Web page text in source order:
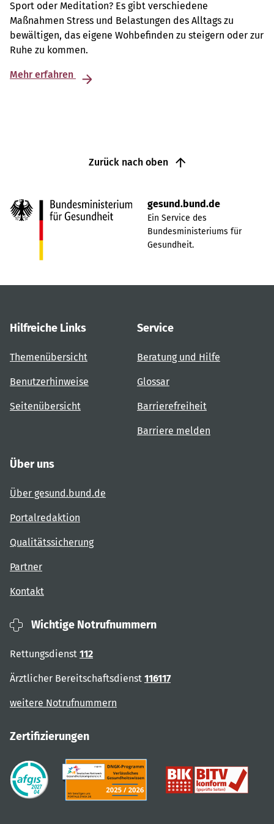
Sport oder Meditation? Es gibt verschiedene
Maßnahmen Stress und Belastungen des Alltags zu
bewältigen, das eigene Wohbefinden zu steigern oder zur
Ruhe zu kommen.
Mehr erfahren
Zurück nach oben
gesund.bund.de
Ein Service des
Bundesministeriums für
Gesundheit.
Hilfreiche Links
Themenübersicht
Benutzerhinweise
Seitenübersicht
Service
Beratung und Hilfe
Glossar
Barrierefreiheit
Barriere melden
Über uns
Über gesund.bund.de
Portalredaktion
Qualitätssicherung
Partner
Kontakt
Wichtige Notrufnummern
Rettungsdienst 112
Ärztlicher Bereitschaftsdienst 116117
weitere Notrufnummern
Zertifizierungen